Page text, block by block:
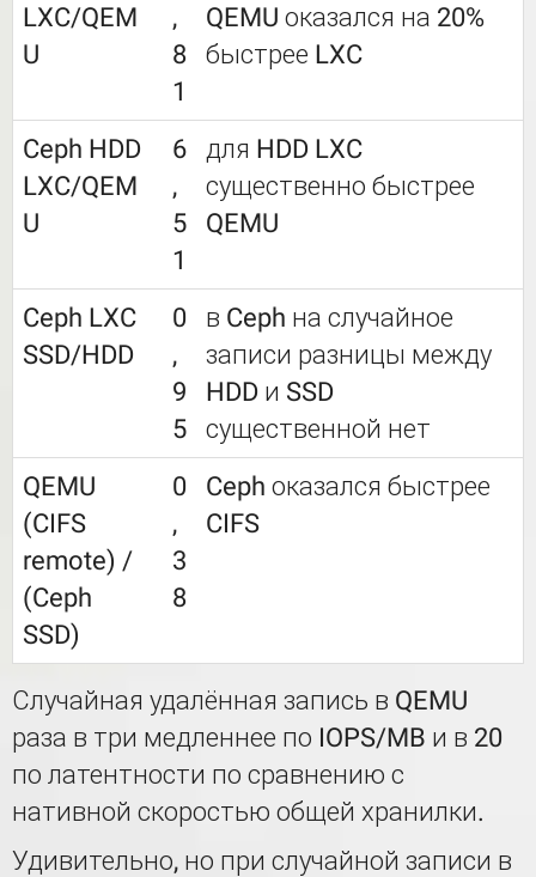
LXC/QEM
U
,
8
1
QEMU оказался на 20%
быстрее LXC
Ceph HDD
LXC/QEM
U
6
,
5
1
для HDD LXC
существенно быстрее
QEMU
Ceph LXC
SSD/HDD
0
,
9
5
в Ceph на случайное
записи разницы между
HDD и SSD
существенной нет
QEMU
(CIFS
remote) /
(Ceph
SSD)
0
,
3
8
Ceph оказался быстрее
CIFS
Случайная удалённая запись в QEMU
раза в три медленнее по IOPS/MB и в 20
по латентности по сравнению с
нативной скоростью общей хранилки.
Удивительно, но при случайной записи в